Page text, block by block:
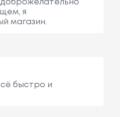
я
магазин.
быстро и